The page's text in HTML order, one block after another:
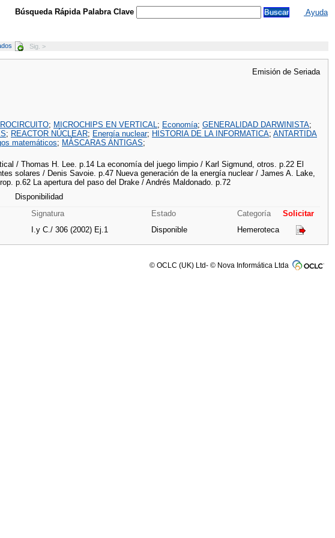
Búsqueda Rápida Palabra Clave Ayuda
Sig. >
Emisión de Seriada
; MICROCHIPS EN VERTICAL; Economía; GENERALIDAD DARWINISTA;
; REACTOR NÚCLEAR; Energía nuclear; HISTORIA DE LA INFORMATICA; ANTARTIDA
matemáticos; MÁSCARAS ANTIGAS;
/ Thomas H. Lee. p.14 La economía del juego limpio / Karl Sigmund, otros. p.22 El
solares / Denis Savoie. p.47 Nueva generación de la energía nuclear / James A. Lake,
p.62 La apertura del paso del Drake / Andrés Maldonado. p.72
Disponibilidad
Signatura Estado Categoría
Solicitar
I.y C./ 306 (2002) Ej.1 Disponible Hemeroteca
© OCLC (UK) Ltd- © Nova Informática Ltda